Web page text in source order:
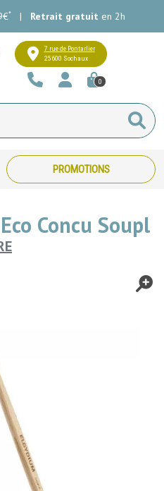
* | Retrait gratuit en 2h
Pharmacie Carlin Votre
7 rue de Pontarlier
25600 Sochaux
0
PROMOTIONS
Concu Soupl